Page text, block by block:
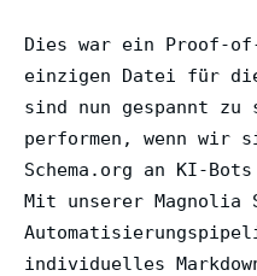
Dies war ein Proof-
einzigen Datei für
sind nun gespannt
performen, wenn wir
Schema.org an KI-
Mit unserer Magnolia
individuelles